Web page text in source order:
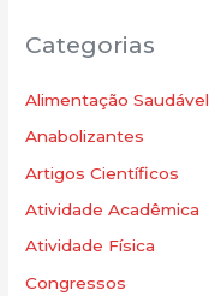
Categorias
Alimentação Saudável
Anabolizantes
Artigos Científicos
Atividade Acadêmica
Atividade Física
Congressos